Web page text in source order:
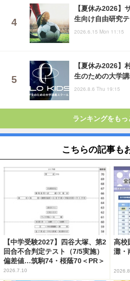
【夏休み2026】
生向け自由研究
2026.6.15 Mon 11:15
【夏休み2026】
生のための大学
2026.8.6 Thu 19:15
ランキングをもっ
こちらの記事も
【中学受験2027】四谷大塚、第2
回合不合判定テスト（7/5実施）
偏差値…筑駒74・桜蔭70＜PR＞
2026.7.10
高校
灘・